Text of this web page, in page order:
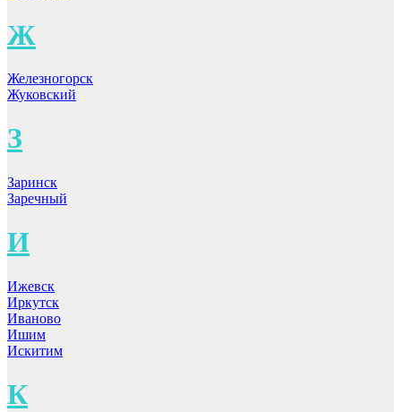
Ж
Железногорск
Жуковский
З
Заринск
Заречный
И
Ижевск
Иркутск
Иваново
Ишим
Искитим
К